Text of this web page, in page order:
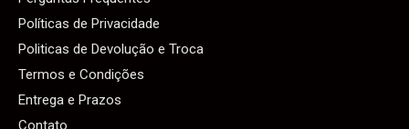
Políticas de Privacidade
Politicas de Devolução e Troca
Termos e Condições
Entrega e Prazos
Contato